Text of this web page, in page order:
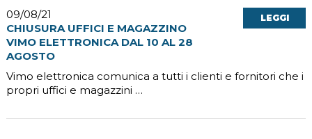
09/08/21
CHIUSURA UFFICI E MAGAZZINO
VIMO ELETTRONICA DAL 10 AL 28
AGOSTO
Vimo elettronica comunica a tutti i clienti e fornitori che i
propri uffici e magazzini …
LEGGI